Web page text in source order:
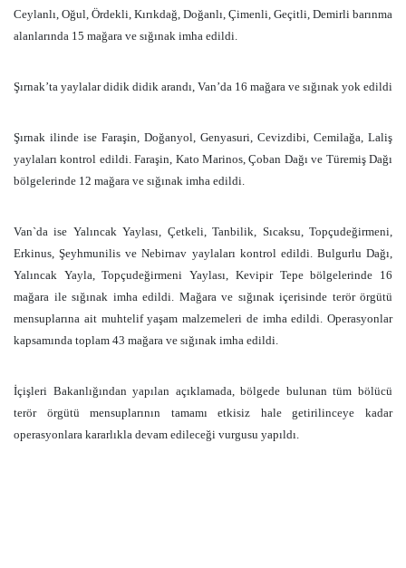
Ceylanlı, Oğul, Ördekli, Kırıkdağ, Doğanlı, Çimenli, Geçitli, Demirli barınma
alanlarında 15 mağara ve sığınak imha edildi.
Şırnak’ta yaylalar didik didik arandı, Van’da 16 mağara ve sığınak yok edildi
Şırnak ilinde ise Faraşin, Doğanyol, Genyasuri, Cevizdibi, Cemilağa, Laliş
yaylaları kontrol edildi. Faraşin, Kato Marinos, Çoban Dağı ve Türemiş Dağı
bölgelerinde 12 mağara ve sığınak imha edildi.
Van`da ise Yalıncak Yaylası, Çetkeli, Tanbilik, Sıcaksu, Topçudeğirmeni,
Erkinus, Şeyhmunilis ve Nebirnav yaylaları kontrol edildi. Bulgurlu Dağı,
Yalıncak Yayla, Topçudeğirmeni Yaylası, Kevipir Tepe bölgelerinde 16
mağara ile sığınak imha edildi. Mağara ve sığınak içerisinde terör örgütü
mensuplarına ait muhtelif yaşam malzemeleri de imha edildi. Operasyonlar
kapsamında toplam 43 mağara ve sığınak imha edildi.
İçişleri Bakanlığından yapılan açıklamada, bölgede bulunan tüm bölücü
terör örgütü mensuplarının tamamı etkisiz hale getirilinceye kadar
operasyonlara kararlıkla devam edileceği vurgusu yapıldı.